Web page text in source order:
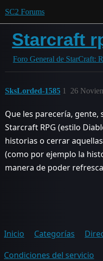
SC2 Forums
Starcraft
Foro General de StarCraft:
SksLorded-1585 26
1
Que les parecería, gente,
Starcraft RPG (estilo
historias o cerrar
(como por ejemplo la
manera de poder
Inicio Categorías
Condiciones del servicio